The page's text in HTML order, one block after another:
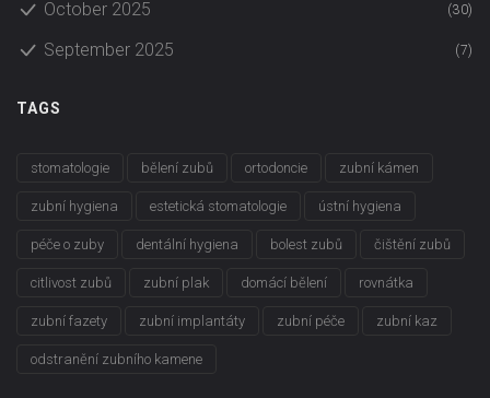
October 2025 (30)
September 2025 (7)
TAGS
stomatologie bělení zubů ortodoncie zubní kámen
zubní hygiena estetická stomatologie ústní hygiena
péče o zuby dentální hygiena bolest zubů čištění zubů
citlivost zubů zubní plak domácí bělení rovnátka
zubní fazety zubní implantáty zubní péče zubní kaz
odstranění zubního kamene